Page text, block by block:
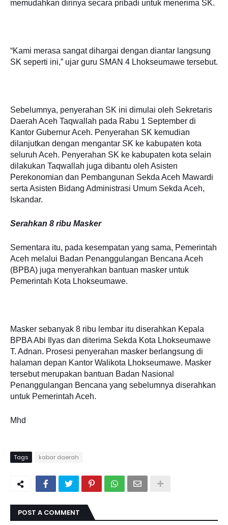
memudahkan dirinya secara pribadi untuk menerima SK.
“Kami merasa sangat dihargai dengan diantar langsung
SK seperti ini,” ujar guru SMAN 4 Lhokseumawe tersebut.
Sebelumnya, penyerahan SK ini dimulai oleh Sekretaris
Daerah Aceh Taqwallah pada Rabu 1 September di
Kantor Gubernur Aceh. Penyerahan SK kemudian
dilanjutkan dengan mengantar SK ke kabupaten kota
seluruh Aceh. Penyerahan SK ke kabupaten kota selain
dilakukan Taqwallah juga dibantu oleh Asisten
Perekonomian dan Pembangunan Sekda Aceh Mawardi
serta Asisten Bidang Administrasi Umum Sekda Aceh,
Iskandar.
Serahkan 8 ribu Masker
Sementara itu, pada kesempatan yang sama, Pemerintah
Aceh melalui Badan Penanggulangan Bencana Aceh
(BPBA) juga menyerahkan bantuan masker untuk
Pemerintah Kota Lhokseumawe.
Masker sebanyak 8 ribu lembar itu diserahkan Kepala
BPBA Abi Ilyas dan diterima Sekda Kota Lhokseumawe
T. Adnan. Prosesi penyerahan masker berlangsung di
halaman depan Kantor Walikota Lhokseumawe. Masker
tersebut merupakan bantuan Badan Nasional
Penanggulangan Bencana yang sebelumnya diserahkan
untuk Pemerintah Aceh.
Mhd
Tags kabar daerah
POST A COMMENT